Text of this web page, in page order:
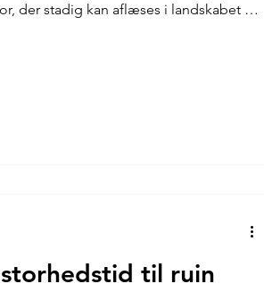
der stadig kan aflæses i landskabet i
til ruin